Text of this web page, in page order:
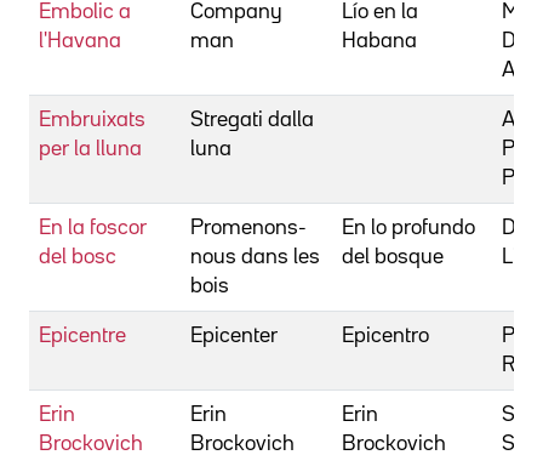
Embolic a
l'Havana
Company
man
Lío en la
Habana
Embruixats
per la lluna
Stregati dalla
luna
Pino
En la foscor
del bosc
Promenons-
nous dans les
bois
En lo profundo
del bosque
Epicentre Epicenter Epicentro
Erin
Brockovich
Erin
Brockovich
Erin
Brockovich